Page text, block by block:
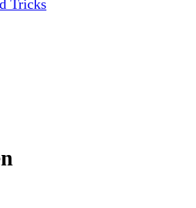
Tricks